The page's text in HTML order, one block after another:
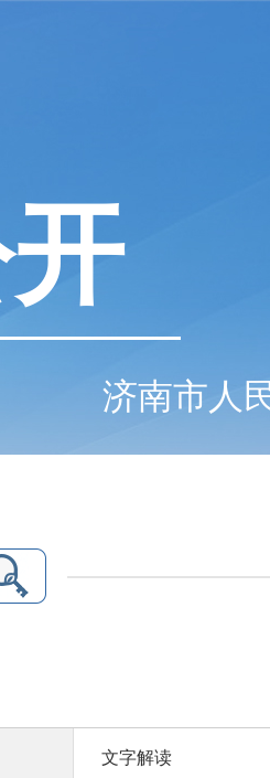
济南市人
文字解读